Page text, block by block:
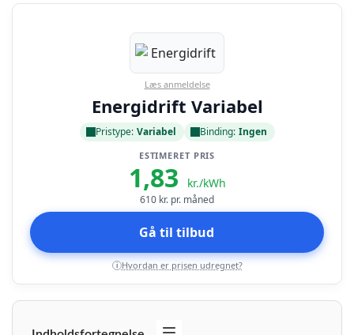
Læs anmeldelse
Energidrift Variabel
Pristype: Variabel Binding: Ingen
ESTIMERET PRIS
1,83 kr./kWh
610 kr. pr. måned
Gå til tilbud
i Hvordan er prisen udregnet?